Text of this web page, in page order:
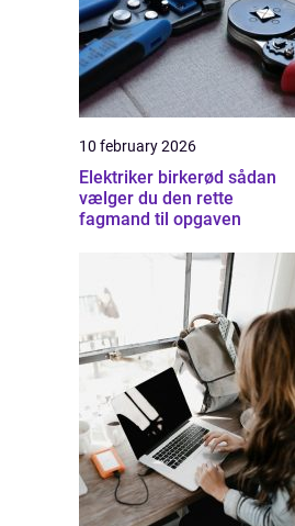
10 february 2026
Elektriker birkerød sådan
vælger du den rette
fagmand til opgaven